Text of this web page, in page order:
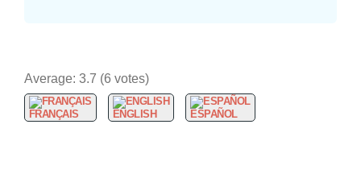
Average: 3.7 (6 votes)
FRANÇAIS ENGLISH ESPAÑOL